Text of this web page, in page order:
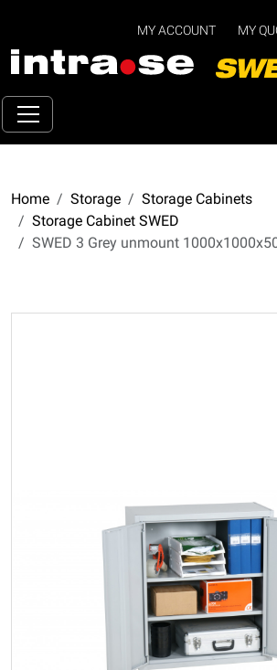
MY ACCOUNT MY
Home Storage
Storage Cabinets
Storage Cabinet SWED
SWED 3 Grey unmount